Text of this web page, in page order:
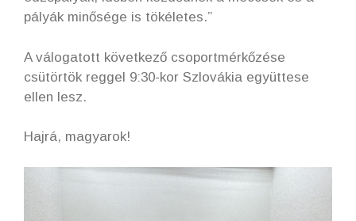
pályák minősége is tökéletes.”
A válogatott következő csoportmérkőzése
csütörtök reggel 9:30-kor Szlovákia együttese
ellen lesz.
Hajrá, magyarok!